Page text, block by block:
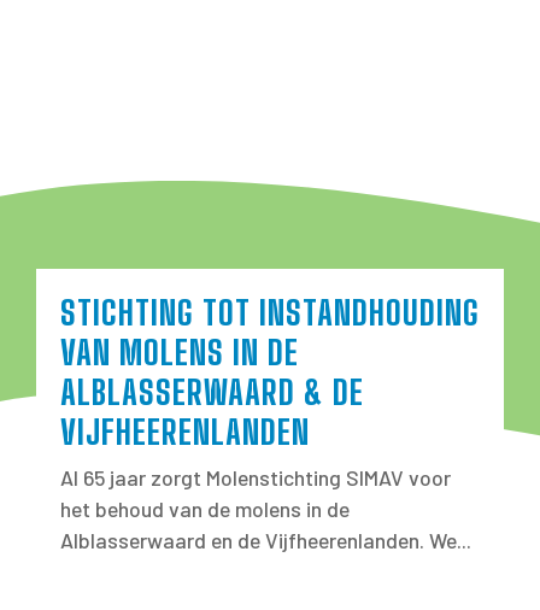
STICHTING TOT INSTANDHOUDING
VAN MOLENS IN DE
ALBLASSERWAARD & DE
VIJFHEERENLANDEN
Al 65 jaar zorgt Molenstichting SIMAV voor
het behoud van de molens in de
Alblasserwaard en de Vijfheerenlanden. We...